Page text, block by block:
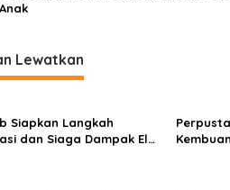
Lewatkan
Siapkan Langkah
dan Siaga Dampak El